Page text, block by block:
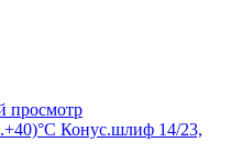
просмотр
Конус.шлиф 14/23,